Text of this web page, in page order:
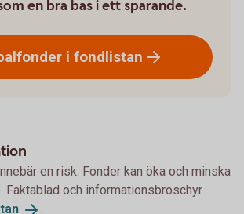
en bra bas i ett sparande.
i fondlistan
en risk. Fonder kan öka och minska
Faktablad och informationsbroschyr
.